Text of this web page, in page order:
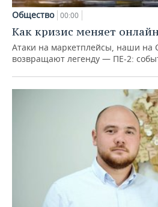
Общество 00:00
Как кризис меняет
Атаки на маркетплейсы, наши на
возвращают легенду — ПЕ-2: